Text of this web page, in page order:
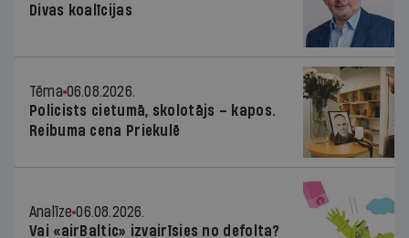
Divas koalīcijas
Tēma 06.08.2026.
Policists cietumā, skolotājs – kapos.
Reibuma cena Priekulē
Analīze 06.08.2026.
Vai «airBaltic» izvairīsies no defolta?